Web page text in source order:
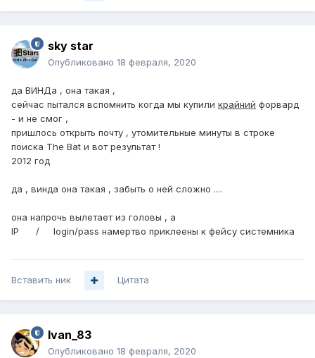
sky star
Опубликовано 18 февраля, 2020
да ВИНДа , она такая ,
сейчас пытался вспомнить когда мы купили крайний форвард
- и не смог ,
пришлось открыть почту , утомительные минуты в строке
поиска The Bat и вот результат !
2012 год
да , винда она такая , забыть о ней сложно ....
она напрочь вылетает из головы , а
IP / login/pass намертво приклеены к фейсу системника
Вставить ник Цитата
Ivan_83
Опубликовано 18 февраля, 2020